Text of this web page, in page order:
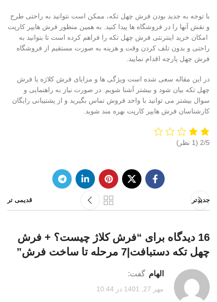
با توجه به جدید بودن فرش چهل تکه، ممکن است نتوانید به راحتی طرح
و نقش آنها را در فروشگاه ها پیدا کنید. به همین منظور فرش هایپر کارپت
امکان خرید اینترنتی فرش چهل تکه را فراهم کرده است تا بتوانید به
راحتی و بدون تلف کردن وقت و هزینه به صورت مستقیم از فروشگاه
فرش چهل پارچه اقدام نمایید.
در این مقاله سعی شده است ویژگی ها و مزایای فرش کلاژه یا فرش
چهل تکه بیان شود و بیشتر آشنا شویم. در صورت نیاز به راهنمایی و
سوال بیشتر می توانید با واحد فروش تماس بگیرید و از پشتیبانی رایگان
کارشناسان فرش هایپر کارپت بهره مند شوید.
‫2/5 ‫(1 نظر)
جدیدتر قدیمی تر
16 دیدگاه برای “
فرش کلاژ چیست؟ + فرش
چهل تکه دستبافت|7 مرحله تا ساخت فرش
”
الهام گفت:
مهر 27, 1401 در 10:44